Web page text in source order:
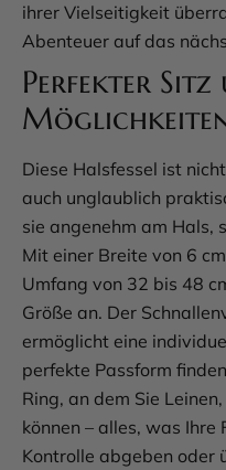
ihrer Vielseitigkeit
Abenteuer auf das
Perfekter Sitz
Diese Halsfessel ist
auch unglaublich
sie angenehm am Hals,
Mit einer Breite von 6
Umfang von 32 bis 48
Größe an. Der
ermöglicht eine
perfekte Passform
Ring, an dem Sie
können – alles, was
Kontrolle abgeben oder